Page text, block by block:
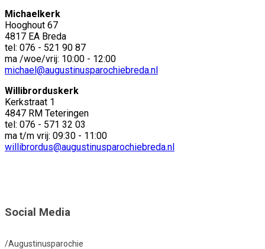
Michaelkerk
Hooghout 67
4817 EA Breda
tel: 076 - 521 90 87
ma /woe/vrij: 10:00 - 12:00
michael@augustinusparochiebreda.nl
Willibrorduskerk
Kerkstraat 1
4847 RM Teteringen
tel: 076 - 571 32 03
ma t/m vrij: 09:30 - 11:00
willibrordus@augustinusparochiebreda.nl
Social Media
/Augustinusparochie